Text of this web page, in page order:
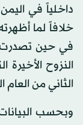
داخلياً في
خلافاً لما
في حين تصدرت
النزوح الأخيرة
الثاني من
وبحسب